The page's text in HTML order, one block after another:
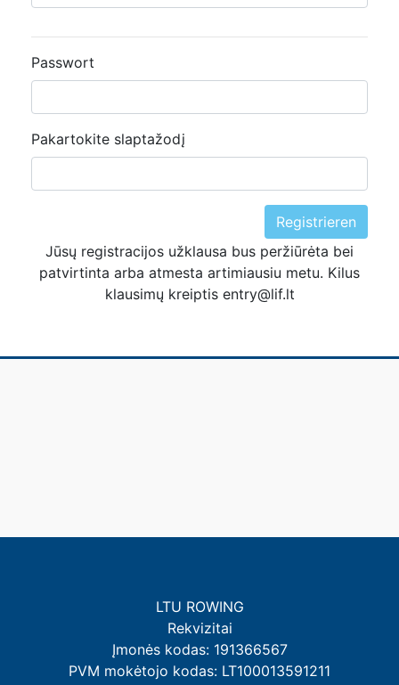
Passwort
Pakartokite slaptažodį
Registrieren
Jūsų registracijos užklausa bus peržiūrėta bei
patvirtinta arba atmesta artimiausiu metu. Kilus
klausimų kreiptis entry@lif.lt
LTU ROWING
Rekvizitai
Įmonės kodas: 191366567
PVM mokėtojo kodas: LT100013591211